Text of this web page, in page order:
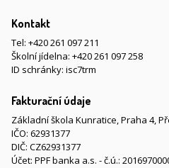
Kontakt
Tel: +420 261 097 211
Školní jídelna: +420 261 097 258
ID schránky: isc7trm
Fakturační údaje
Základní škola Kunratice, Praha 4,
IČO: 62931377
DIČ: CZ62931377
Účet: PPF banka a.s. - č.ú.: